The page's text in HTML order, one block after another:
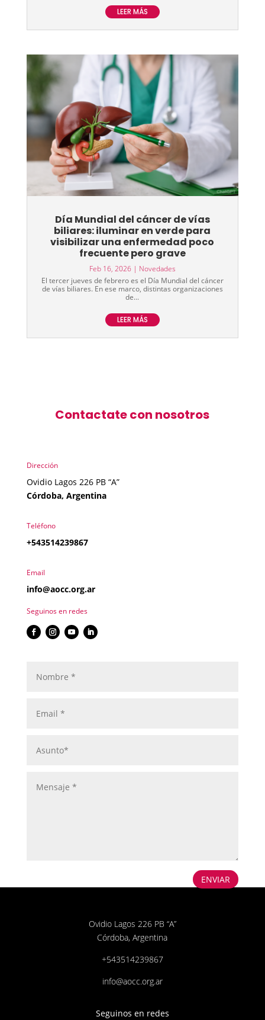
LEER MÁS
Día Mundial del cáncer de vías
biliares: iluminar en verde para
visibilizar una enfermedad poco
frecuente pero grave
Feb 16, 2026| Novedades
El tercer jueves de febrero es el Día Mundial del cáncer
de vías biliares. En ese marco, distintas organizaciones
de...
LEER MÁS
Contactate con nosotros
Dirección
Ovidio Lagos 226 PB “A”
Córdoba, Argentina
Teléfono
+543514239867
Email
info@aocc.org.ar
Seguinos en redes
ENVIAR
Ovidio Lagos 226 PB “A”
Córdoba, Argentina
+543514239867
info@aocc.org.ar